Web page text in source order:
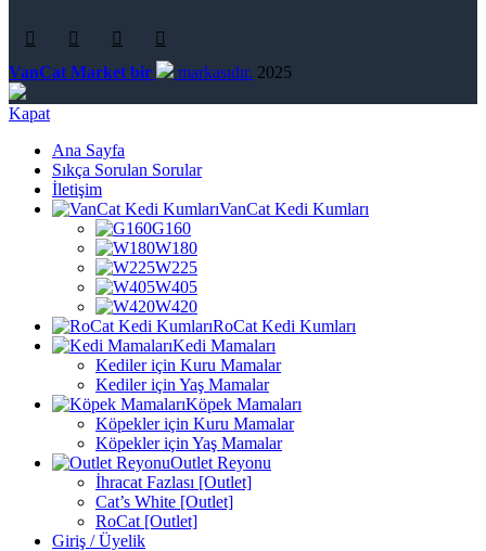
VanCat Market bir markasıdır. 2025
Kapat
Ana Sayfa
Sıkça Sorulan Sorular
İletişim
VanCat Kedi Kumları
G160
W180
W225
W405
W420
RoCat Kedi Kumları
Kedi Mamaları
Kediler için Kuru Mamalar
Kediler için Yaş Mamalar
Köpek Mamaları
Köpekler için Kuru Mamalar
Köpekler için Yaş Mamalar
Outlet Reyonu
İhracat Fazlası [Outlet]
Cat’s White [Outlet]
RoCat [Outlet]
Giriş / Üyelik